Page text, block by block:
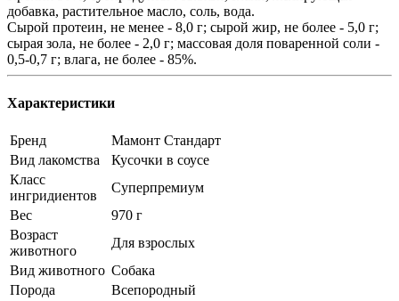
добавка, растительное масло, соль, вода.
Сырой протеин, не менее - 8,0 г; сырой жир, не более - 5,0 г;
сырая зола, не более - 2,0 г; массовая доля поваренной соли -
0,5-0,7 г; влага, не более - 85%.
Характеристики
Бренд
Мамонт Стандарт
Вид лакомства
Кусочки в соусе
Класс
ингридиентов
Суперпремиум
Вес
970 г
Возраст
животного
Для взрослых
Вид животного Собака
Порода
Всепородный